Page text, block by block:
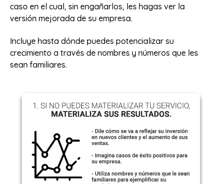
caso en el cual, sin engañarlos, les hagas ver la
versión mejorada de su empresa.
Incluye hasta dónde puedes potencializar su
crecimiento a través de nombres y números que les
sean familiares.